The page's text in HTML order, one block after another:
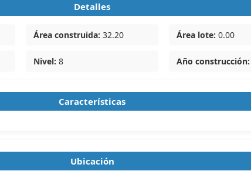
Detalles
Área construida: 32.20 Área lote: 0.00
Nivel: 8 Año construcción:
Características
Ubicación